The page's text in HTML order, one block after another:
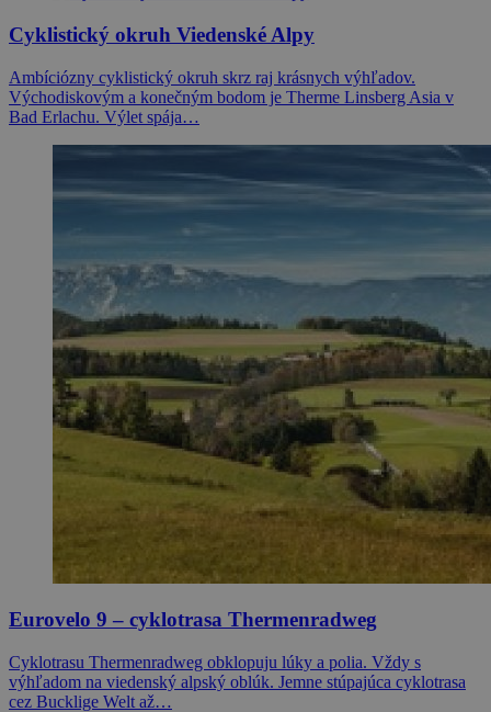
Cyklistický okruh Viedenské Alpy
Ambíciózny cyklistický okruh skrz raj krásnych výhľadov.
Východiskovým a konečným bodom je Therme Linsberg Asia v
Bad Erlachu. Výlet spája…
Eurovelo 9 – cyklotrasa Thermenradweg
Cyklotrasu Thermenradweg obklopuju lúky a polia. Vždy s
výhľadom na viedenský alpský oblúk. Jemne stúpajúca cyklotrasa
cez Bucklige Welt až…